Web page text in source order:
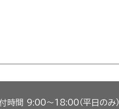
時間 9:00〜18:00（平日のみ）